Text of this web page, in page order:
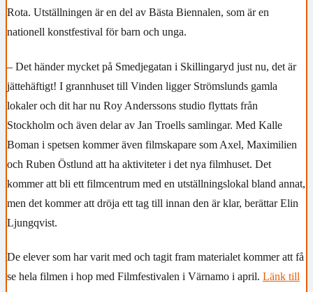
Rota. Utställningen är en del av Bästa Biennalen, som är en
nationell konstfestival för barn och unga.
– Det händer mycket på Smedjegatan i Skillingaryd just nu, det är
jättehäftigt! I grannhuset till Vinden ligger Strömslunds gamla
lokaler och dit har nu Roy Anderssons studio flyttats från
Stockholm och även delar av Jan Troells samlingar. Med Kalle
Boman i spetsen kommer även filmskapare som Axel, Maximilien
och Ruben Östlund att ha aktiviteter i det nya filmhuset. Det
kommer att bli ett filmcentrum med en utställningslokal bland annat,
men det kommer att dröja ett tag till innan den är klar, berättar Elin
Ljungqvist.
De elever som har varit med och tagit fram materialet kommer att få
se hela filmen i hop med Filmfestivalen i Värnamo i april. Länk till